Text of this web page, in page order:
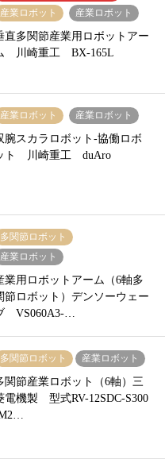
産業ロボット
産業ロボット
直多関節産業用ロボットアー
川崎重工 BX-165L
産業ロボット 産業ロボット
腕スカラロボット-協働ロボ
ト 川崎重工 duAro
多関節ロボット
産業ロボット
業用ロボットアーム（6軸多
節ロボット）デンソーウェー
VS060A3-…
多関節ロボット 産業ロボット
関節産業ロボット（6軸）三
電機製 型式RV-12SDC-S300